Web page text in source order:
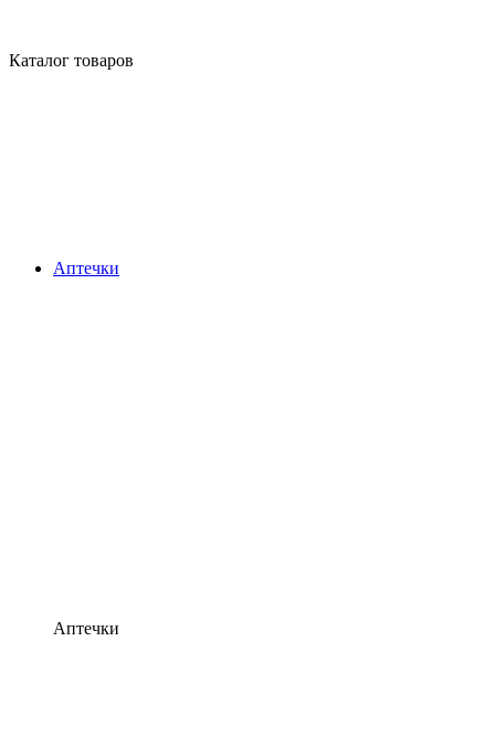
Каталог товаров
Аптечки
Аптечки